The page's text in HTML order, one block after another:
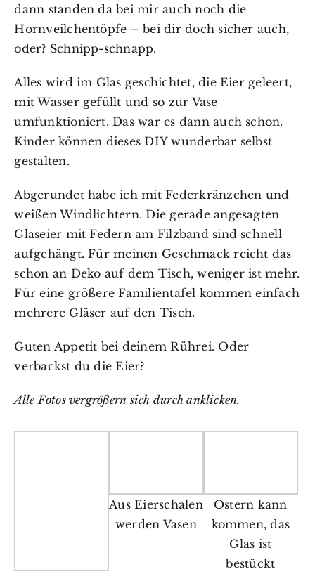
dann standen da bei mir auch noch die
Hornveilchentöpfe – bei dir doch sicher auch,
oder? Schnipp-schnapp.
Alles wird im Glas geschichtet, die Eier geleert,
mit Wasser gefüllt und so zur Vase
umfunktioniert. Das war es dann auch schon.
Kinder können dieses DIY wunderbar selbst
gestalten.
Abgerundet habe ich mit Federkränzchen und
weißen Windlichtern. Die gerade angesagten
Glaseier mit Federn am Filzband sind schnell
aufgehängt. Für meinen Geschmack reicht das
schon an Deko auf dem Tisch, weniger ist mehr.
Für eine größere Familientafel kommen einfach
mehrere Gläser auf den Tisch.
Guten Appetit bei deinem Rührei. Oder
verbackst du die Eier?
Alle Fotos vergrößern sich durch anklicken.
Aus Eierschalen
werden Vasen
Ostern kann
kommen, das
Glas ist
bestückt